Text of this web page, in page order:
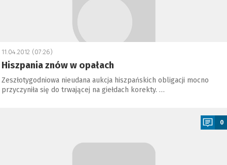
11.04.2012 (07:26)
Hiszpania znów w opałach
Zeszłotygodniowa nieudana aukcja hiszpańskich obligacji mocno
przyczyniła się do trwającej na giełdach korekty. …
0